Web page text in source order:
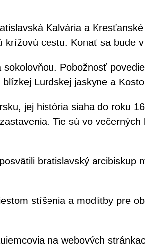
Kalvária a
krížovú cestu. Konať sa bude
Pobožnosť
Lurdskej jaskyne a
jej história siaha do roku
Tie sú vo
bratislavský arcibiskup
stíšenia a modlitby pre
na webových